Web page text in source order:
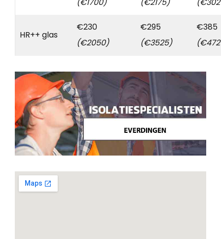
HR++ glas
€230
(€2050)
€295
(€3525)
€385